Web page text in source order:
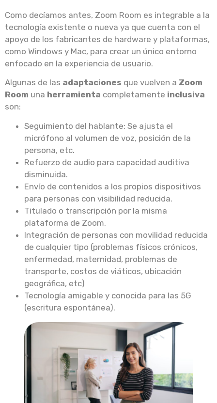
Como decíamos antes, Zoom Room es integrable a la
tecnología existente o nueva ya que cuenta con el
apoyo de los fabricantes de hardware y plataformas,
como Windows y Mac, para crear un único entorno
enfocado en la experiencia de usuario.
Algunas de las adaptaciones que vuelven a Zoom
Room una herramienta completamente inclusiva
son:
Seguimiento del hablante: Se ajusta el
micrófono al volumen de voz, posición de la
persona, etc.
Refuerzo de audio para capacidad auditiva
disminuida.
Envío de contenidos a los propios dispositivos
para personas con visibilidad reducida.
Titulado o transcripción por la misma
plataforma de Zoom.
Integración de personas con movilidad reducida
de cualquier tipo (problemas físicos crónicos,
enfermedad, maternidad, problemas de
transporte, costos de viáticos, ubicación
geográfica, etc)
Tecnología amigable y conocida para las 5G
(escritura espontánea).